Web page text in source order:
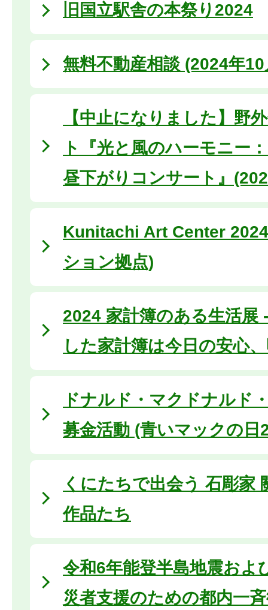
旧国立駅舎の本祭り2024
無料不動産相談 (2024年10
【中止になりました】野
ト『光と風のハーモニー
昼下がりコンサート』
Kunitachi Art Center
ション拠点)
2024 家計簿のある生活展
した家計簿は今日の安心
ドナルド・マクドナルド
募金活動 (青いマックの日
くにたちで出会う 石彫家
作品たち
令和6年能登半島地震およ
災者支援のための都内一